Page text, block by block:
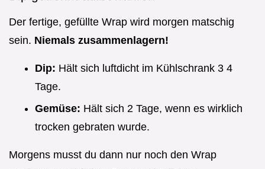
Der fertige, gefüllte Wrap wird morgen matschig
sein. Niemals zusammenlagern!
Dip: Hält sich luftdicht im Kühlschrank 3 4
Tage.
Gemüse: Hält sich 2 Tage, wenn es wirklich
trocken gebraten wurde.
Morgens musst du dann nur noch den Wrap